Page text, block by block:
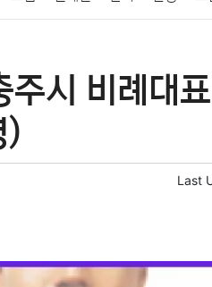
제 마케팅 부동산 외국어
시 비례대
)
Last